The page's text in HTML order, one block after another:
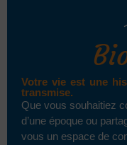
Votre vie est une
transmise.
Que vous souhaitiez
d’une époque ou
vous un espace de